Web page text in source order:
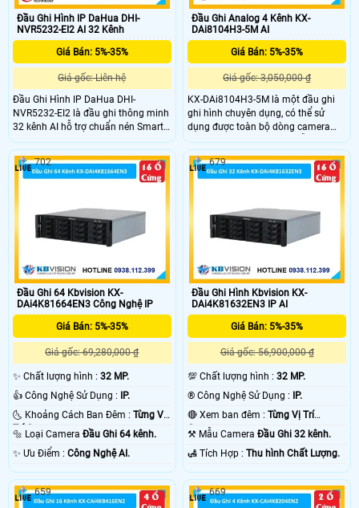
Đầu Ghi Hình IP DaHua DHI-
NVR5232-EI2 AI 32 Kênh
Giá Bán: 5%-35%
Giá gốc: Liên hệ
Đầu Ghi Hình IP DaHua DHI-
NVR5232-EI2 là đầu ghi thông minh
32 kênh AI hỗ trợ chuẩn nén Smart
H.265+/H.265 ghi hình độ phân giải
lên đến 32MP và xuất hình 8K
HDMI.Hỗ trợ 2 ổ cứng mỗi ổ 20TB.
Công nghệ AI như nhận diện khuôn
tích hành vi.
Đầu Ghi Analog 4 Kênh KX-
DAi8104H3-5M AI
Giá Bán: 5%-35%
Giá gốc: 3,050,000 ₫
KX-DAi8104H3-5M là một đầu ghi
ghi hình chuyên dụng, có thể sử
dụng được toàn bộ dòng camera
hiện nay tại đầu ghi này, hỗ trợ
camera lên đến 6.0MP, hỗ trợ ghi
hình lên đến 5.0MP, trang bị chuẩn
nén H.265+ giúp tiết kiệm băng
Đầu Ghi 64 Kbvision KX-
DAi4K81664EN3 Công Nghệ IP
Giá Bán: 5%-35%
Giá gốc: 69,280,000 ₫
✨ Chất lượng hình : 32 MP.
👍 Công Nghệ Sử Dụng : IP.
🌜 Khoảng Cách Ban Đêm : Từng Vị
Trí Camera .
🔩 Loại Camera Đầu Ghi 64 kênh.
️✨ Ưu Điểm : Công Nghệ AI.
702
Đầu Ghi Hình Kbvision KX-
DAi4K81632EN3 IP AI
Giá Bán: 5%-35%
Giá gốc: 56,900,000 ₫
💯 Chất lượng hình :32 MP.
®️ Công Nghệ Sử Dụng : IP.
🔴 Xem ban đêm :Từng Vị Trí
Camera .
⚒ Mẫu CameraĐầu Ghi 32 kênh.
️🛃 Tích Hợp :Thu hình Chất Lượng.
679
659 669